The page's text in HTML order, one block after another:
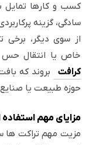
کسب و کارها تمایل
سادگی، گزینه
از سوی دیگر، برخی
خاص یا انتقال حس
کرافت
بروند که
حوزه طبیعت یا
مزایای مهم استفاده
مزیت مهم تراکت ها